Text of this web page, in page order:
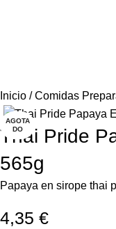
Inicio Comidas
AGOTA
DO
Thai Pride
565g
Papaya en sirope thai
4,35 €